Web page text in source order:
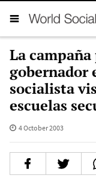
La
gobernador
socialista
escuelas
4 October 2003